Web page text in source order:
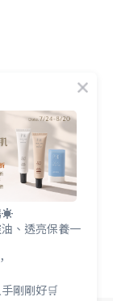
☀️
、透亮保養一
剛剛好🛒